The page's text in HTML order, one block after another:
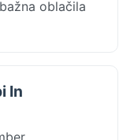
oblačila
In